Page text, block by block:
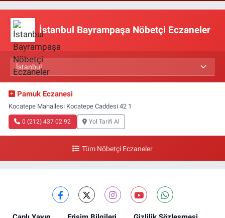
İstanbul Bayrampaşa Nöbetçi Eczaneler
Pamuk Eczanesi
Kocatepe Mahallesi Kocatepe Caddesi 42 1
0 (212) 437 02 92 Yol Tarifi Al
Tüm Nöbetçi Eczaneler